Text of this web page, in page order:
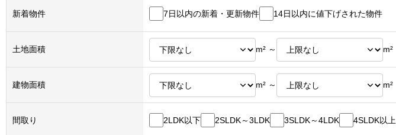
新着物件 7日以内の新着・更新物件 14日以内に値下げされた物件
土地面積 m² ～ m²
建物面積 m² ～ m²
間取り 2LDK以下 2SLDK～3LDK 3SLDK～4LDK 4SLDK以上